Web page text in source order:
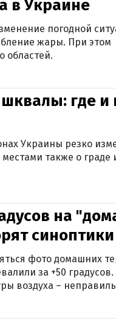
в Украине
погодной
жары. При этом
областей.
где и
Украины резко
также о граде
на
синоптики
фото домашних
за +50
воздуха –